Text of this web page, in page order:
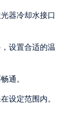
器冷却水接口
设置合适的温
通。
设定范围内。